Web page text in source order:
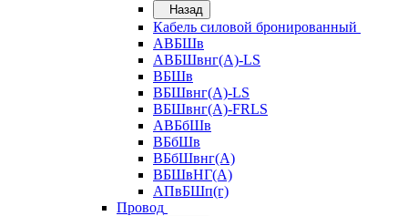
Назад
Кабель силовой бронированный
АВБШв
АВБШвнг(А)-LS
ВБШв
ВБШвнг(А)-LS
ВБШвнг(А)-FRLS
АВБбШв
ВБбШв
ВБбШвнг(А)
ВБШвНГ(А)
АПвБШп(г)
Провод